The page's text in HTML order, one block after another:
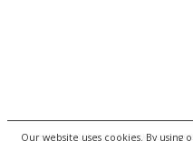
Our website uses cookies. By